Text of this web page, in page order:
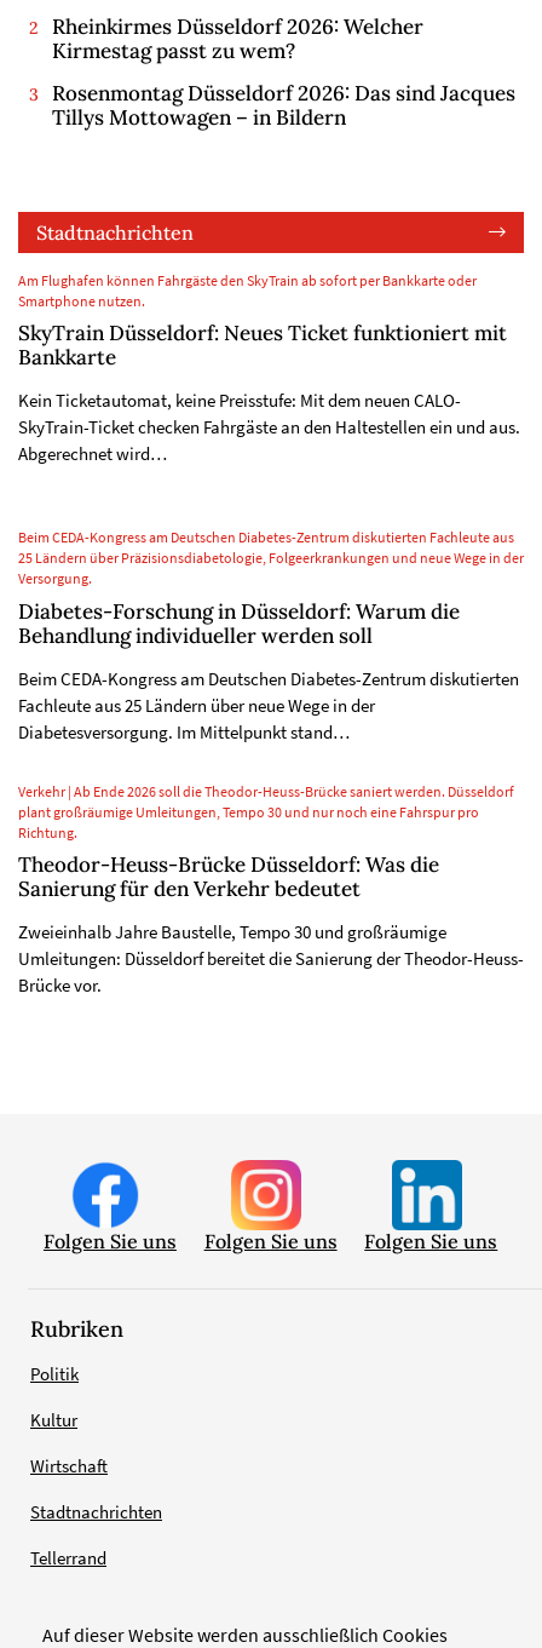
Auf dieser Website werden ausschließlich Cookies
Rheinkirmes Düsseldorf 2026: Welcher
Kirmestag passt zu wem?
Rosenmontag Düsseldorf 2026: Das sind Jacques
Tillys Mottowagen – in Bildern
Stadtnachrichten
Am Flughafen können Fahrgäste den SkyTrain ab sofort per Bankkarte oder
Smartphone nutzen.
SkyTrain Düsseldorf: Neues Ticket funktioniert mit
Bankkarte
Kein Ticketautomat, keine Preisstufe: Mit dem neuen CALO-
SkyTrain-Ticket checken Fahrgäste an den Haltestellen ein und aus.
Abgerechnet wird…
Beim CEDA-Kongress am Deutschen Diabetes-Zentrum diskutierten Fachleute aus
25 Ländern über Präzisionsdiabetologie, Folgeerkrankungen und neue Wege in der
Versorgung.
Diabetes-Forschung in Düsseldorf: Warum die
Behandlung individueller werden soll
Beim CEDA-Kongress am Deutschen Diabetes-Zentrum diskutierten
Fachleute aus 25 Ländern über neue Wege in der
Diabetesversorgung. Im Mittelpunkt stand…
Verkehr | Ab Ende 2026 soll die Theodor-Heuss-Brücke saniert werden. Düsseldorf
plant großräumige Umleitungen, Tempo 30 und nur noch eine Fahrspur pro
Richtung.
Theodor-Heuss-Brücke Düsseldorf: Was die
Sanierung für den Verkehr bedeutet
Zweieinhalb Jahre Baustelle, Tempo 30 und großräumige
Umleitungen: Düsseldorf bereitet die Sanierung der Theodor-Heuss-
Brücke vor.
Folgen Sie uns Folgen Sie uns Folgen Sie uns
Rubriken
Politik
Kultur
Wirtschaft
Stadtnachrichten
Tellerrand